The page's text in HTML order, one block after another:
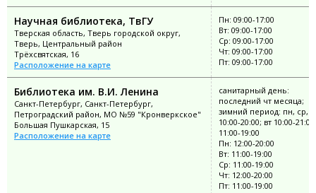
Научная библиотека, ТвГУ
Тверская область, Тверь городской округ,
Тверь, Центральный район
Трёхсвятская, 16
Расположение на карте
Пн: 09:00-17:00
Вт: 09:00-17:00
Ср: 09:00-17:00
Чт: 09:00-17:00
Пт: 09:00-17:00
Библиотека им. В.И. Ленина
Санкт-Петербург, Санкт-Петербург,
Петроградский район, МО №59 "Кронверкское"
Большая Пушкарская, 15
Расположение на карте
санитарный день:
последний чт месяца;
зимний период: пн, ср,
10:00-20:00; вт 10:00-
11:00-19:00
Пн: 12:00-20:00
Вт: 11:00-19:00
Ср: 11:00-19:00
Чт: 12:00-20:00
Пт: 11:00-19:00